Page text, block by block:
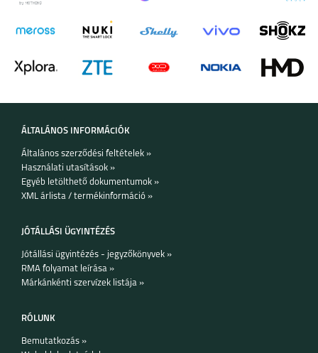
SAMSUNG GALAXY Z
FOLD6
SAMSUNG GALAXY
A55
S24 ULTRA
SAMSUNG GALAXY
SAMSUNG GALAXY
ÁLTALÁNOS INFORMÁCIÓK
Általános szerződési feltételek »
Használati utasítások »
Egyéb letölthető dokumentumok »
XML árlista / termékinformáció »
JÓTÁLLÁSI ÜGYINTÉZÉS
Jótállási ügyintézés - jegyzőkönyvek »
RMA folyamat leírása »
Márkánkénti szervízek listája »
RÓLUNK
Bemutatkozás »